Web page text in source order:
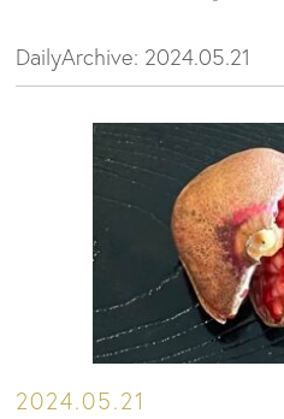
DailyArchive: 2024.05.21
2024.05.21